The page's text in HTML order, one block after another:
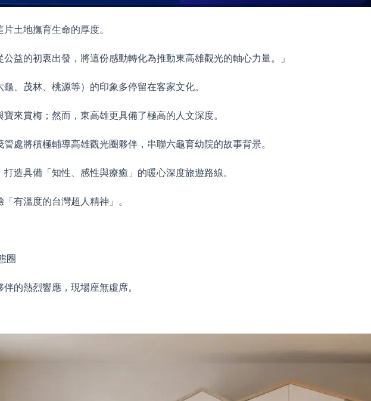
土地撫育生命的厚度。
益的初衷出發，將這份感動轉化為推動東高雄觀光的軸心力量。」
、茂林、桃源等）的印象多停留在客家文化。
來賞梅；然而，東高雄更具備了極高的人文深度。
處將積極輔導高雄觀光圈夥伴，串聯六龜育幼院的故事背景。
造具備「知性、感性與療癒」的暖心深度旅遊路線。
有溫度的台灣超人精神」。
圈
的熱烈響應，現場座無虛席。